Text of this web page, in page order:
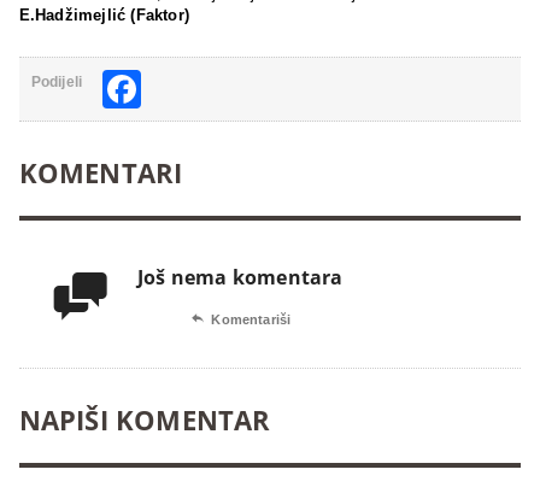
E.Hadžimejlić (Faktor)
Podijeli
KOMENTARI
 Još nema komentara
 Komentariši
NAPIŠI KOMENTAR